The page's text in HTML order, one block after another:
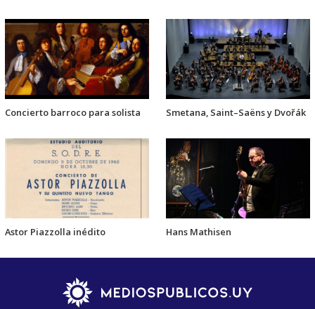
Concierto barroco para solista Smetana, Saint–Saëns y Dvořák
Astor Piazzolla inédito Hans Mathisen